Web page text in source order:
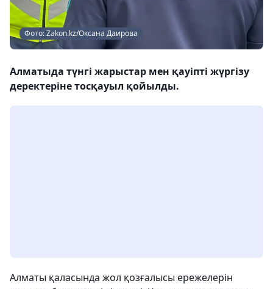
Фото: Zakon.kz/Оксана Даирова
Алматыда түнгі жарыстар мен қауіпті жүргізу
деректеріне тосқауыл қойылды.
Алматы қаласында жол қозғалысы ережелерін